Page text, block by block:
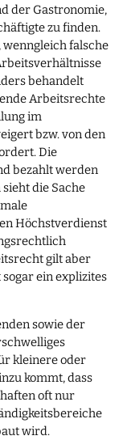
der Gastronomie,
zu finden.
falsche
behandelt
Arbeitsrechte
im
bzw. von den
Die
bezahlt werden
die Sache
Höchstverdienst
gilt aber
ein explizites
sowie der
kleinere oder
kommt, dass
oft nur
wird.